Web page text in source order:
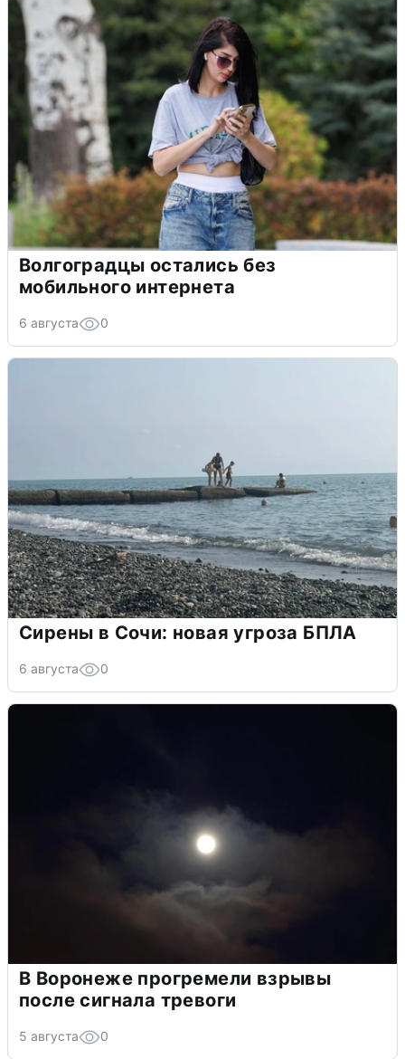
Волгоградцы остались без
мобильного интернета
6 августа 0
Сирены в Сочи: новая угроза БПЛА
6 августа 0
В Воронеже прогремели взрывы
после сигнала тревоги
5 августа 0